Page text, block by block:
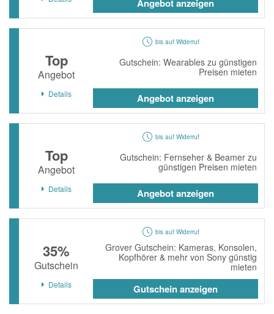
Angebot anzeigen
bis auf Widerruf
Top
Angebot
Gutschein: Wearables zu günstigen
Preisen mieten
Details Angebot anzeigen
bis auf Widerruf
Top
Angebot
Gutschein: Fernseher & Beamer zu
günstigen Preisen mieten
Details Angebot anzeigen
bis auf Widerruf
35%
Gutschein
Grover Gutschein: Kameras, Konsolen,
Kopfhörer & mehr von Sony günstig
mieten
Details Gutschein anzeigen